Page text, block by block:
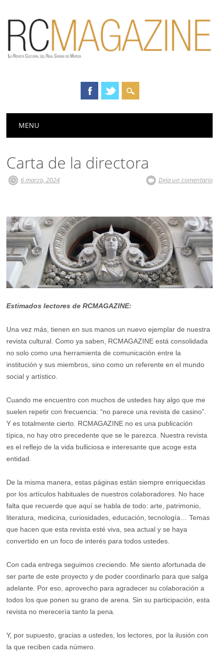
Menú principal
MENU
Carta de la directora
6 marzo, 2024 Deja un comentario
Estimados lectores de RCMAGAZINE:
Una vez más, tienen en sus manos un nuevo ejemplar de nuestra
revista cultural. Como ya saben, RCMAGAZINE está consolidada
no solo como una herramienta de comunicación entre la
institución y sus miembros, sino como un referente en el mundo
social y artístico.
Cuando me encuentro con muchos de ustedes hay algo que me
suelen repetir con frecuencia: “no parece una revista de casino”.
Y es totalmente cierto. RCMAGAZINE no es una publicación
típica, no hay otro precedente que se le parezca. Nuestra revista
es el reflejo de la vida bulliciosa e interesante que acoge esta
entidad.
De la misma manera, estas páginas están siempre enriquecidas
por los artículos habituales de nuestros colaboradores. No hace
falta que recuerde que aquí se habla de todo: arte, patrimonio,
literatura, medicina, curiosidades, educación, tecnología… Temas
que hacen que esta revista esté viva, sea actual y se haya
convertido en un foco de interés para todos ustedes.
Con cada entrega seguimos creciendo. Me siento afortunada de
ser parte de este proyecto y de poder coordinarlo para que salga
adelante. Por eso, aprovecho para agradecer su colaboración a
todos los que ponen su grano de arena. Sin su participación, esta
revista no merecería tanto la pena.
Y, por supuesto, gracias a ustedes, los lectores, por la ilusión con
la que reciben cada número.